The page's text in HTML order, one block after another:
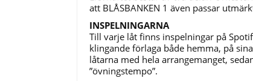
att BLÅSBANKEN 1 även passar
INSPELNINGARNA
Till varje låt finns inspelningar på
klingande förlaga både hemma, på
låtarna med hela arrangemanget,
”övningstempo”.